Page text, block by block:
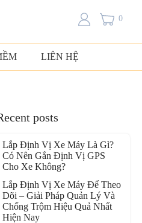
0
LIÊN HỆ
posts
Lắp Định Vị Xe Máy Là Gì?
Có Nên Gắn Định Vị GPS
Cho Xe Không?
Lắp Định Vị Xe Máy Để Theo
Dõi – Giải Pháp Quản Lý Và
Chống Trộm Hiệu Quả Nhất
Hiện Nay